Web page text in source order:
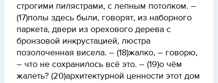
строгими пилястрами, с лепным потолком. –
(17)полы здесь были, говорят, из наборного
паркета, двери из орехового дерева с
бронзовой инкрустацией, люстра
позолоченная висела. – (18)жалко, – говорю,
– что не сохранилось всё это. – (19)о чём
жалеть? (20)архитектурной ценности этот дом